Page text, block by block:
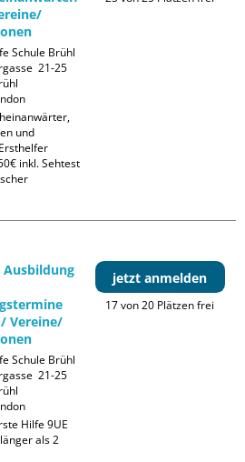
Schule Brühl
21-25
und
inkl. Sehtest
Ausbildung
Vereine/
Schule Brühl
21-25
Hilfe 9UE
als 2
jetzt anmelden
17 von 20 Plätzen frei